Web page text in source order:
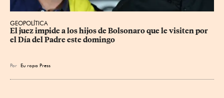
GEOPOLÍTICA
El juez impide a los hijos de Bolsonaro que le visiten por
el Día del Padre este domingo
Por Eu ropa Press